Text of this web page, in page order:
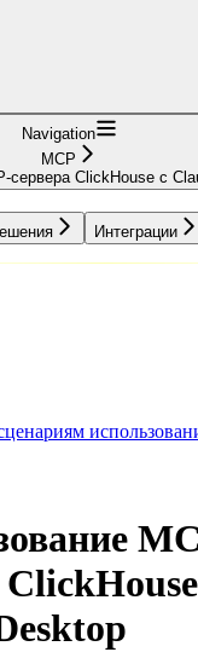
Navigation
MCP
сервера ClickHouse с
Интеграции